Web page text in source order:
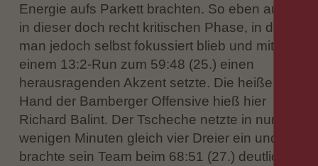
Energie aufs Parkett brachten. So eben auch
in dieser doch recht kritischen Phase, in der
man jedoch selbst fokussiert blieb und mit
einem 13:2-Run zum 59:48 (25.) einen
herausragenden Akzent setzte. Die heiße
Hand der Bamberger Offensive hieß hier
Richard Balint. Der Tscheche netzte in nur
wenigen Minuten gleich vier Dreier ein und
brachte sein Team beim 68:51 (27.) deutlich